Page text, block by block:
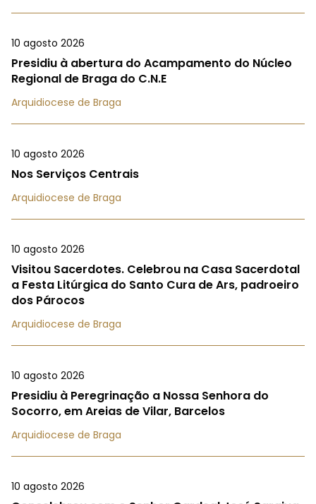
10 agosto 2026
Presidiu à abertura do Acampamento do Núcleo
Regional de Braga do C.N.E
Arquidiocese de Braga
10 agosto 2026
Nos Serviços Centrais
Arquidiocese de Braga
10 agosto 2026
Visitou Sacerdotes. Celebrou na Casa Sacerdotal
a Festa Litúrgica do Santo Cura de Ars, padroeiro
dos Párocos
Arquidiocese de Braga
10 agosto 2026
Presidiu à Peregrinação a Nossa Senhora do
Socorro, em Areias de Vilar, Barcelos
Arquidiocese de Braga
10 agosto 2026